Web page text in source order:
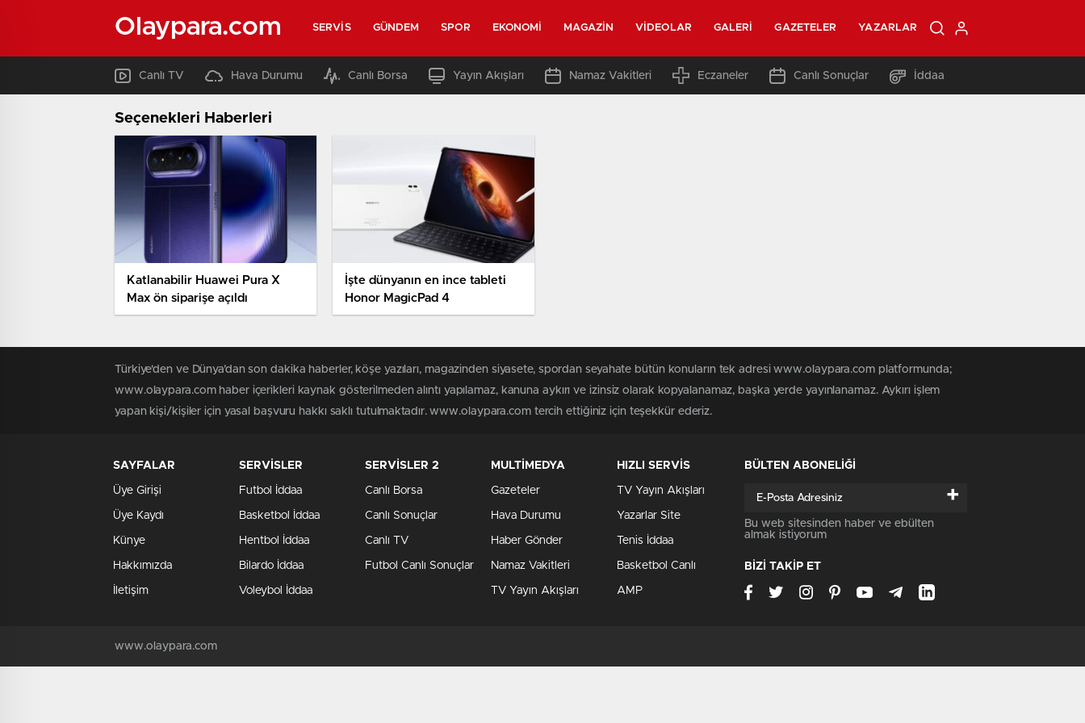
Olaypara.com SERVIS GÜNDEM SPOR EKONOMI MAGAZIN VIDEOLAR GALERI GAZETELER YAZARLAR
Canlı TV Hava Durumu Canlı Borsa Yayın Akışları Namaz Vakitleri Eczaneler Canlı Sonuçlar İddaa
Seçenekleri Haberleri
Katlanabilir Huawei Pura X
Max ön siparişe açıldı
İşte dünyanın en ince tableti
Honor MagicPad 4
Türkiye'den ve Dünya’dan son dakika haberler, köşe yazıları, magazinden siyasete, spordan seyahate bütün konuların tek adresi www.olaypara.com platformunda;
www.olaypara.com haber içerikleri kaynak gösterilmeden alıntı yapılamaz, kanuna aykırı ve izinsiz olarak kopyalanamaz, başka yerde yayınlanamaz. Aykırı işlem
yapan kişi/kişiler için yasal başvuru hakkı saklı tutulmaktadır. www.olaypara.com tercih ettiğiniz için teşekkür ederiz.
SAYFALAR
Üye Girişi
Üye Kaydı
Künye
Hakkımızda
İletişim
SERVİSLER
Futbol İddaa
Basketbol İddaa
Hentbol İddaa
Bilardo İddaa
Voleybol İddaa
SERVİSLER 2
Canlı Borsa
Canlı Sonuçlar
Canlı TV
Futbol Canlı Sonuçlar
MULTİMEDYA
Gazeteler
Hava Durumu
Haber Gönder
Namaz Vakitleri
TV Yayın Akışları
HIZLI SERVİS
TV Yayın Akışları
Yazarlar Site
Tenis İddaa
Basketbol Canlı
AMP
BÜLTEN ABONELİĞİ
+
Bu web sitesinden haber ve ebülten
almak istiyorum
BİZİ TAKİP ET
www.olaypara.com